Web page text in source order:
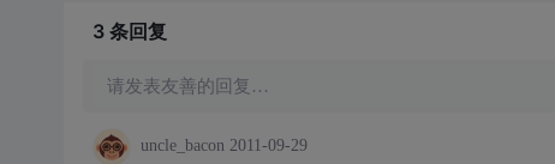
3 条回复
请发表友善的回复…
uncle_bacon 2011-09-29